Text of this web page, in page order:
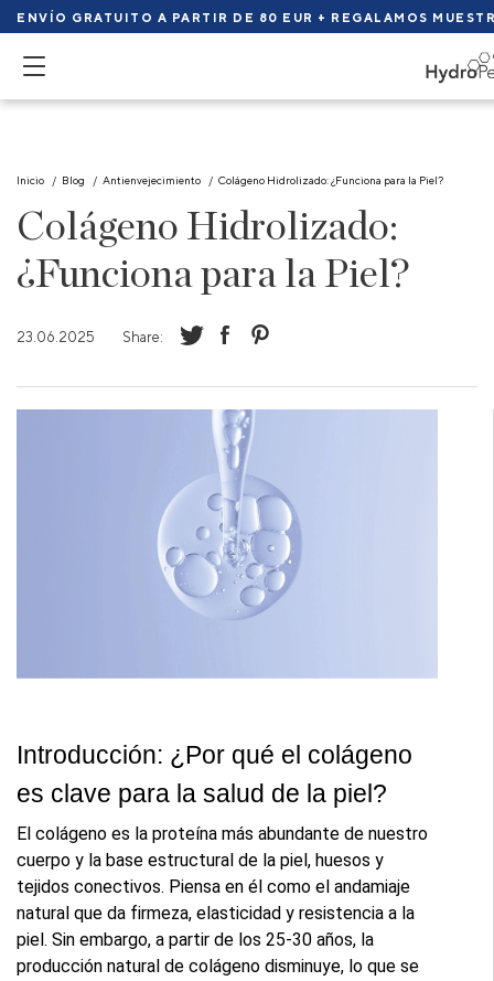
ENVÍO GRATUITO A PARTIR DE 80 EUR + REGALAMOS
Inicio Blog Antienvejecimiento Colágeno Hidrolizado: ¿Funciona para la Piel?
Colágeno Hidrolizado:
¿Funciona para la Piel?
23.06.2025 Share:
Introducción: ¿Por qué el colágeno
es clave para la salud de la piel?
El colágeno es la proteína más abundante de nuestro
cuerpo y la base estructural de la piel, huesos y
tejidos conectivos. Piensa en él como el andamiaje
natural que da firmeza, elasticidad y resistencia a la
piel. Sin embargo, a partir de los 25-30 años, la
producción natural de colágeno disminuye, lo que se